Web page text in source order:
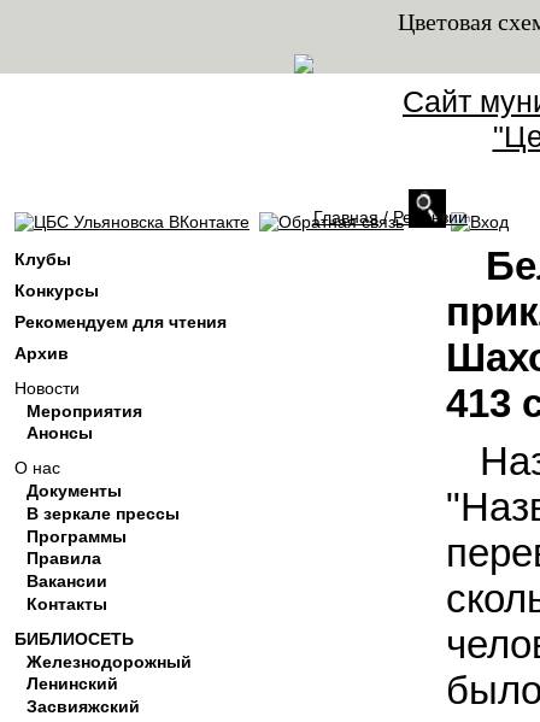
Цветовая
Сайт
Главная / Рецензии
Клубы
Конкурсы
Рекомендуем для чтения
Архив
Новости
Мероприятия
Анонсы
О нас
Документы
В зеркале прессы
Программы
Правила
Вакансии
Контакты
БИБЛИОСЕТЬ
Железнодорожный
Ленинский
Засвияжский
413